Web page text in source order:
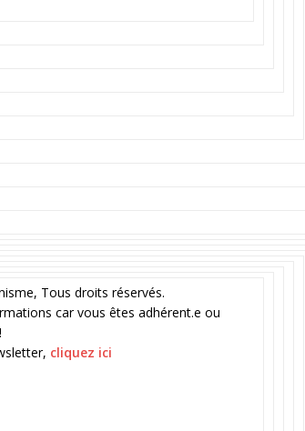
Tous droits réservés.
car vous êtes adhérent.e ou
cliquez ici